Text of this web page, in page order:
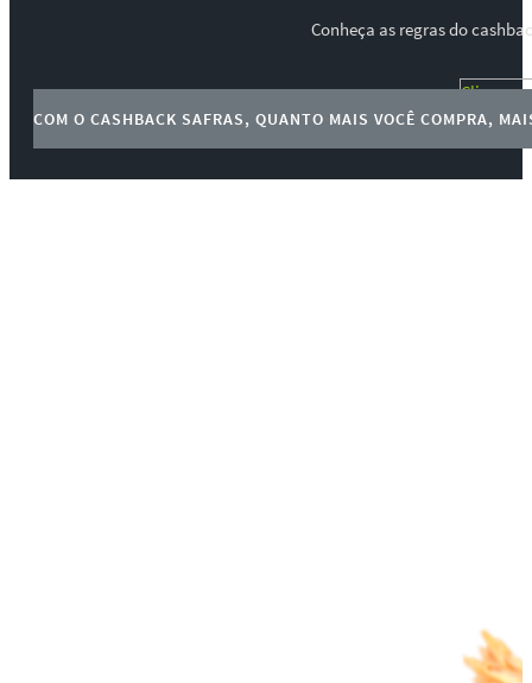
Conheça as regras do
Clique
COM O CASHBACK SAFRAS, QUANTO MAIS VOCÊ COMPRA,